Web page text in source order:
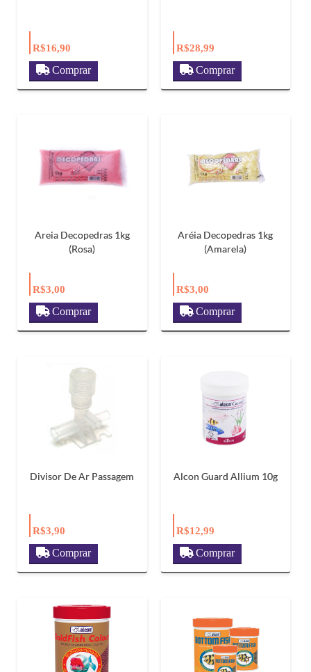
R$16,90
Comprar
R$28,99
Comprar
Areia Decopedras 1kg
(Rosa)
R$3,00
Comprar
Aréia Decopedras 1kg
(Amarela)
R$3,00
Comprar
Divisor De Ar Passagem
R$3,90
Comprar
Alcon Guard Allium 10g
R$12,99
Comprar